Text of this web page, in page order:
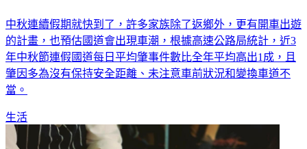
中秋連續假期就快到了，許多家族除了返鄉外，更有開車出遊
的計畫，也預估國道會出現車潮，根據高速公路局統計，近3
年中秋節連假國道每日平均肇事件數比全年平均高出1成，且
肇因多為沒有保持安全距離、未注意車前狀況和變換車道不
當。
生活